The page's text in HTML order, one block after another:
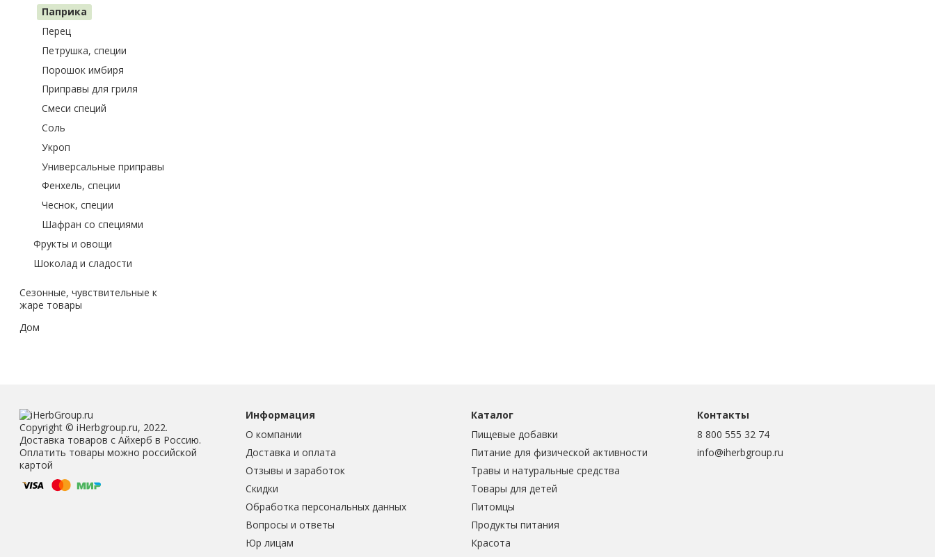
Паприка
Перец
Петрушка, специи
Порошок имбиря
Приправы для гриля
Смеси специй
Соль
Укроп
Универсальные приправы
Фенхель, специи
Чеснок, специи
Шафран со специями
Фрукты и овощи
Шоколад и сладости
Сезонные, чувствительные к
жаре товары
Дом
Copyright © iHerbgroup.ru, 2022.
Доставка товаров с Айхерб в Россию.
Оплатить товары можно российской
картой
Информация
О компании
Доставка и оплата
Отзывы и заработок
Скидки
Обработка персональных данных
Вопросы и ответы
Юр лицам
Каталог
Пищевые добавки
Питание для физической активности
Травы и натуральные средства
Товары для детей
Питомцы
Продукты питания
Красота
Контакты
8 800 555 32 74
info@iherbgroup.ru